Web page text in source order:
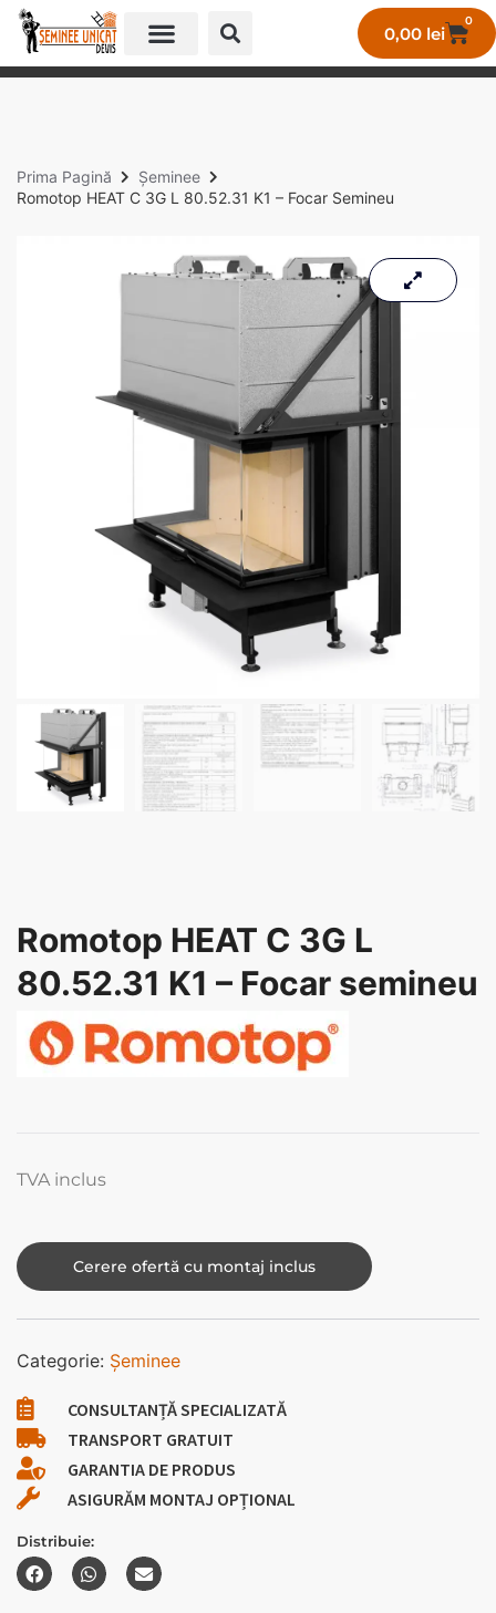
0,00 lei
0
Prima Pagină
Șeminee
Romotop HEAT C 3G L 80.52.31 K1 – Focar Semineu
Romotop HEAT C 3G L
80.52.31 K1 – Focar semineu
TVA inclus
Cerere ofertă cu montaj inclus
Categorie: Șeminee
CONSULTANȚĂ SPECIALIZATĂ
TRANSPORT GRATUIT
GARANTIA DE PRODUS
ASIGURĂM MONTAJ OPȚIONAL
Distribuie: